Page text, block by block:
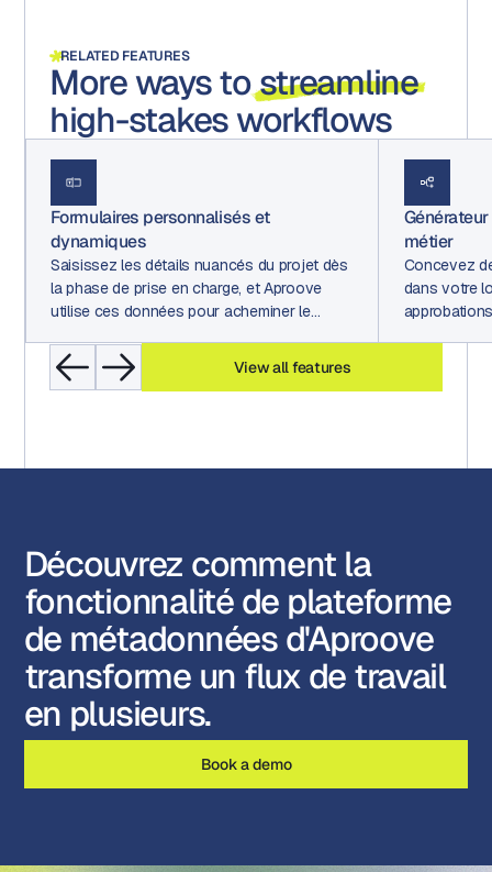
RELATED FEATURES
More ways tostreamline
high-stakes workflows
Formulaires personnalisés et
dynamiques
Saisissez les détails nuancés du projet dès
la phase de prise en charge, et Aproove
utilise ces données pour acheminer le
déclencher des actions automatisées et
alimenter les tableaux de bord.
métier
Concevez
dans votre
View all features
Découvrez comment la
fonctionnalité de plateforme
de métadonnées d'Aproove
transforme un flux de travail
en plusieurs.
Book a demo